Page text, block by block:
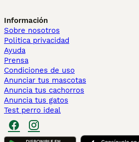
Información
Sobre nosotros
Politica privacidad
Ayuda
Prensa
Condiciones de uso
Anunciar tus mascotas
Anuncia tus cachorros
Anuncia tus gatos
Test perro ideal